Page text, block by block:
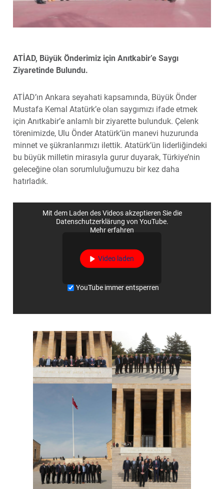
ATİAD, Büyük Önderimiz için Anıtkabir’e Saygı
Ziyaretinde Bulundu.
ATİAD’ın Ankara seyahati kapsamında, Büyük Önder
Mustafa Kemal Atatürk’e olan saygımızı ifade etmek
için Anıtkabir’e anlamlı bir ziyarette bulunduk. Çelenk
törenimizde, Ulu Önder Atatürk’ün manevi huzurunda
minnet ve şükranlarımızı ilettik. Atatürk’ün liderliğindeki
bu büyük milletin mirasıyla gurur duyarak, Türkiye’nin
geleceğine olan sorumluluğumuzu bir kez daha
hatırladık.
Mit dem Laden des Videos akzeptieren Sie die
Datenschutzerklärung von YouTube.
Mehr erfahren
Video laden
YouTube immer entsperren